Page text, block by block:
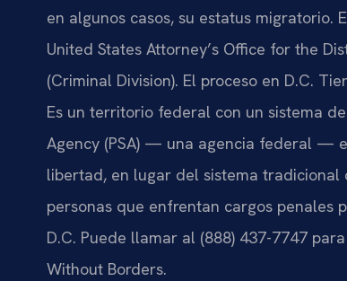
en algunos casos, su estatus migratorio.
United States Attorney’s Office for the
(Criminal Division). El proceso en D.C.
Es un territorio federal con un sistema
Agency (PSA) — una agencia federal —
libertad, en lugar del sistema tradicional
personas que enfrentan cargos penales
D.C. Puede llamar al (888) 437-7747
Without Borders.